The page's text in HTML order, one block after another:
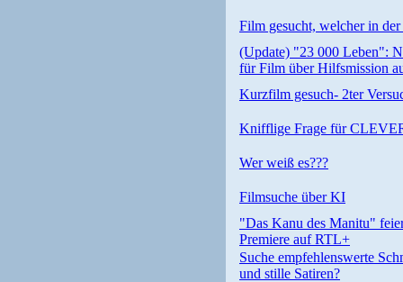
Film gesucht, welcher in
(Update) "23 000 Leben":
für Film über Hilfsmission
Kurzfilm gesuch- 2ter
Knifflige Frage für
Wer weiß es???
Filmsuche über KI
"Das Kanu des Manitu"
Premiere auf RTL+
Suche empfehlenswerte
und stille Satiren?